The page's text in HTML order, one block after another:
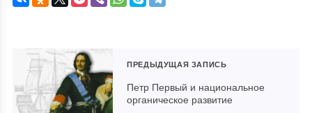
ПРЕДЫДУЩАЯ ЗАПИСЬ
Петр Первый и национальное
органическое развитие